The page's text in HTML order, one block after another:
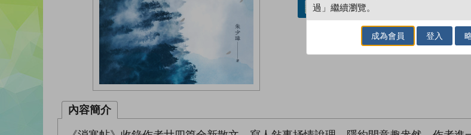
借閱實體書
內容簡介
過」繼續瀏覽。
成為會員 登入